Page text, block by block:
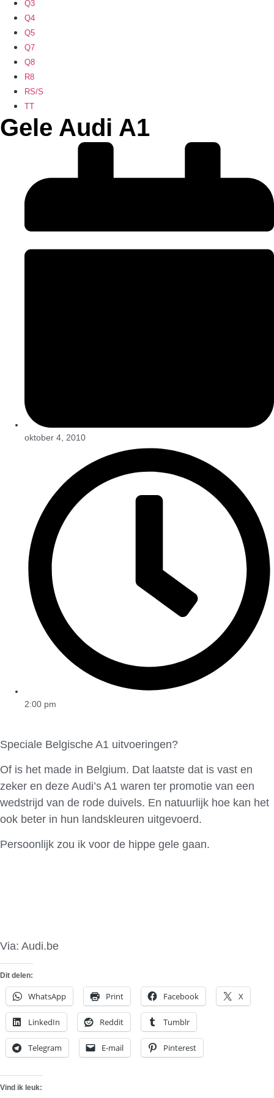
Q3
Q4
Q5
Q7
Q8
R8
RS/S
TT
Gele Audi A1
oktober 4, 2010
2:00 pm
Speciale Belgische A1 uitvoeringen?
Of is het made in Belgium. Dat laatste dat is vast en
zeker en deze Audi’s A1 waren ter promotie van een
wedstrijd van de rode duivels. En natuurlijk hoe kan het
ook beter in hun landskleuren uitgevoerd.
Persoonlijk zou ik voor de hippe gele gaan.
Via: Audi.be
Dit delen:
WhatsApp Print Facebook X
LinkedIn Reddit Tumblr
Telegram E-mail Pinterest
Vind ik leuk: